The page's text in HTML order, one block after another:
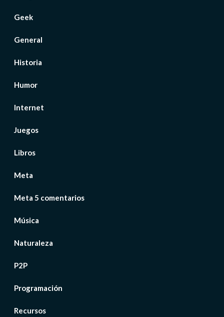
Geek
General
Historia
Humor
Internet
Juegos
Libros
Meta
Meta 5 comentarios
Música
Naturaleza
P2P
Programación
Recursos